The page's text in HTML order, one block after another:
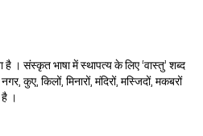
है । संस्कृत भाषा में स्थापत्य के लिए ‘वास्तु’ शब्द
कुए, किलों, मिनारों, मंदिरों, मस्जिदों, मकबरों
है ।